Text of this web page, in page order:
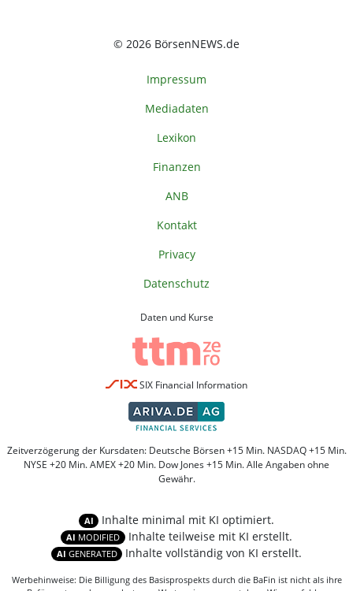
© 2026 BörsenNEWS.de
Impressum
Mediadaten
Lexikon
Finanzen
ANB
Kontakt
Privacy
Datenschutz
Daten und Kurse
SIX Financial Information
Zeitverzögerung der Kursdaten: Deutsche Börsen +15 Min. NASDAQ +15 Min.
NYSE +20 Min. AMEX +20 Min. Dow Jones +15 Min. Alle Angaben ohne
Gewähr.
AI Inhalte minimal mit KI optimiert.
AI MODIFIED Inhalte teilweise mit KI erstellt.
AI GENERATED Inhalte vollständig von KI erstellt.
Werbehinweise: Die Billigung des Basisprospekts durch die BaFin ist nicht als ihre